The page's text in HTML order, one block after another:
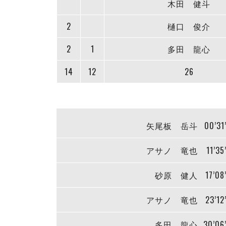
木田 健斗
2
樋口 俊介
2
1
多田 龍心
14
12 26
矢尾板 岳斗
アサノ 竜也
砂原 健人
アサノ 竜也